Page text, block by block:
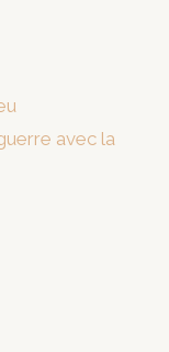
avec la